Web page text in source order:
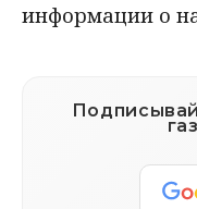
информации о